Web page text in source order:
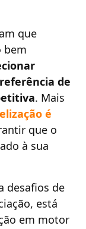
que
bem
de
. Mais
é
que o
à sua
desafios de
está
em motor